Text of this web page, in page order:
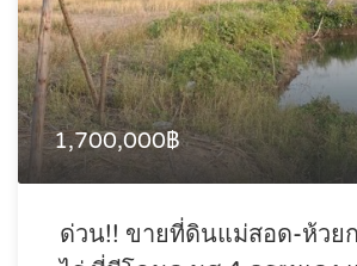
1,700,000฿
ด่วน!! ขายที่ดินแม่สอด-ห้วย